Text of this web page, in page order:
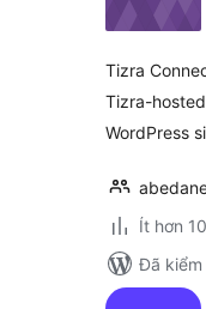
Tizra
Tizra-
WordPress
Ít hơn
Đã